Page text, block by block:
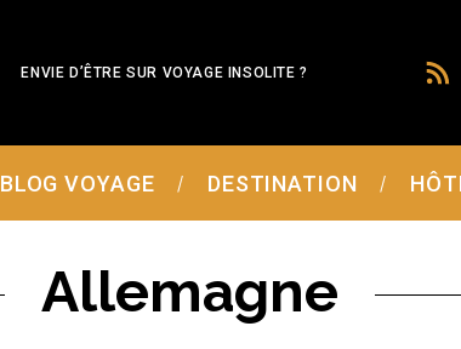
ENVIE D’ÊTRE SUR VOYAGE INSOLITE ?
BLOG VOYAGE DESTINATION
Allemagne